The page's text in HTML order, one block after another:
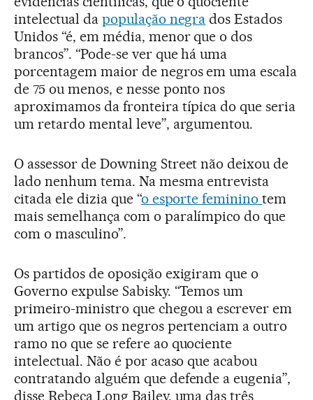
intelectual da população negra dos Estados
Unidos “é, em média, menor que o dos
brancos”. “Pode-se ver que há uma
porcentagem maior de negros em uma escala
de 75 ou menos, e nesse ponto nos
aproximamos da fronteira típica do que seria
um retardo mental leve”, argumentou.
O assessor de Downing Street não deixou de
lado nenhum tema. Na mesma entrevista
citada ele dizia que “o esporte femininotem
mais semelhança com o paralímpico do que
com o masculino”.
Os partidos de oposição exigiram que o
Governo expulse Sabisky. “Temos um
primeiro-ministro que chegou a escrever em
um artigo que os negros pertenciam a outro
ramo no que se refere ao quociente
intelectual. Não é por acaso que acabou
contratando alguém que defende a eugenia”,
disse Rebeca Long Bailey, uma das três